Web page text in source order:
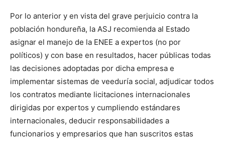
Por lo anterior y en vista del grave perjuicio contra la
población hondureña, la ASJ recomienda al Estado
asignar el manejo de la ENEE a expertos (no por
políticos) y con base en resultados, hacer públicas todas
las decisiones adoptadas por dicha empresa e
implementar sistemas de veeduría social, adjudicar todos
los contratos mediante licitaciones internacionales
dirigidas por expertos y cumpliendo estándares
internacionales, deducir responsabilidades a
funcionarios y empresarios que han suscritos estas